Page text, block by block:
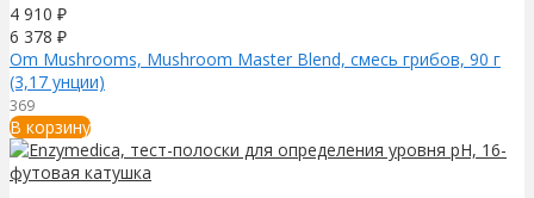
4 910 ₽
6 378 ₽
Om Mushrooms, Mushroom Master Blend, смесь грибов, 90 г
(3,17 унции)
369
В корзину